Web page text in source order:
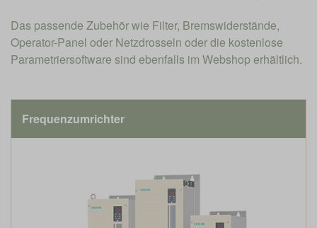
Das passende Zubehör wie Filter, Bremswiderstände,
Operator-Panel oder Netzdrosseln oder die kostenlose
Parametriersoftware sind ebenfalls im Webshop erhältlich.
Frequenzumrichter